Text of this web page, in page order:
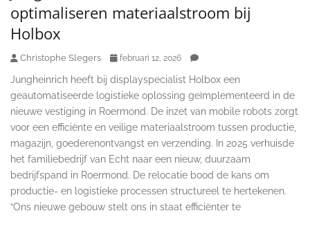
optimaliseren materiaalstroom bij
Holbox
Christophe Slegers februari 12, 2026
Jungheinrich heeft bij displayspecialist Holbox een
geautomatiseerde logistieke oplossing geïmplementeerd in de
nieuwe vestiging in Roermond. De inzet van mobile robots zorgt
voor een efficiënte en veilige materiaalstroom tussen productie,
magazijn, goederenontvangst en verzending. In 2025 verhuisde
het familiebedrijf van Echt naar een nieuw, duurzaam
bedrijfspand in Roermond. De relocatie bood de kans om
productie- en logistieke processen structureel te hertekenen.
“Ons nieuwe gebouw stelt ons in staat efficiënter te